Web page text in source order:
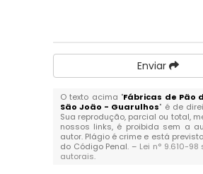
Enviar
O texto acima "Fábricas de Pão
São João - Guarulhos" é de
Sua reprodução, parcial ou total,
nossos links, é proibida sem a
autor. Plágio é crime e está
do Código Penal. – Lei n° 9.610-
autorais.